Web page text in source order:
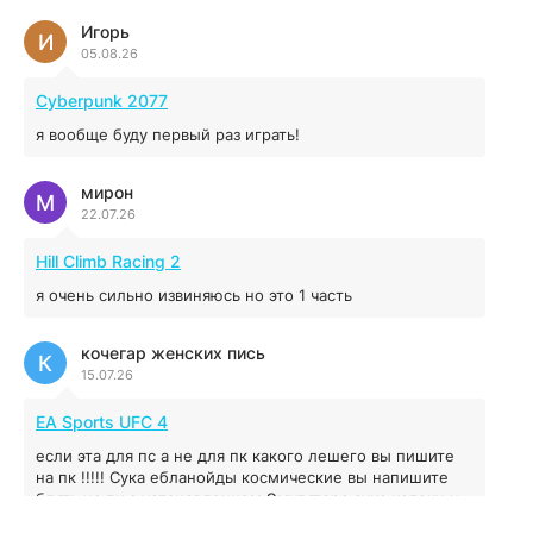
04.12.2025
MAFIA: THE OLD COUNTRY
44.98 ГБ 2025
Red Chaos - The Strict Order
5.43 ГБ
Prey
16.95 ГБ
Игорь
05.08.26
И
Cyberpunk 2077
я вообще буду первый раз играть!
мирон
22.07.26
М
Hill Climb Racing 2
я очень сильно извиняюсь но это 1 часть
кочегар женских пись
15.07.26
К
EA Sports UFC 4
если эта для пс а не для пк какого лешего вы пишите
на пк !!!!! Сука ебланойды космические вы напишите
блять на пк с установлением Эмулятора сука калеки на